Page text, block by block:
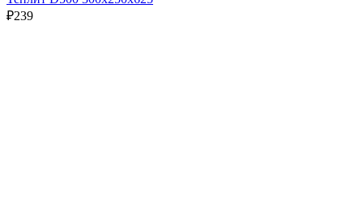
₽239